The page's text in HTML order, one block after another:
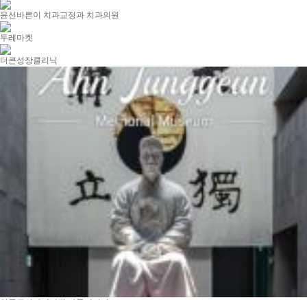
윤선바른이 치과교정과 치과의원
두레마켓
더큰성장클리닉